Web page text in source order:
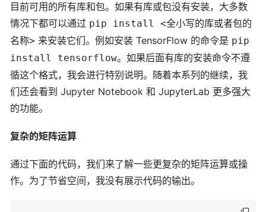
目前可用的所有库和包。如果有库或包没有安装，大多数
情况下都可以通过 pip install <全小写的库或者包的
名称> 来安装它们。例如安装 TensorFlow 的命令是 pip
install tensorflow。如果后面有库的安装命令不遵
循这个格式，我会进行特别说明。随着本系列的继续，我
们还会看到 Jupyter Notebook 和 JupyterLab 更多强大
的功能。
复杂的矩阵运算
通过下面的代码，我们来了解一些更复杂的矩阵运算或操
作。为了节省空间，我没有展示代码的输出。